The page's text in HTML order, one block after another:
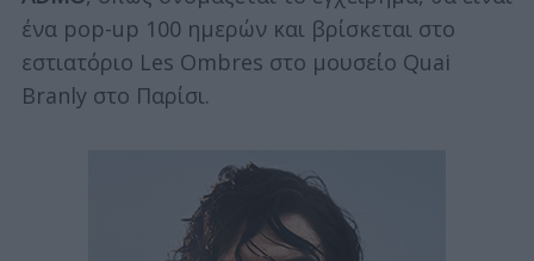
ένα pop-up 100 ημερών και βρίσκεται στο
εστιατόριο Les Ombres στο μουσείο Quai
Branly στο Παρίσι.